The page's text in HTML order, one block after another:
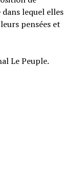
lequel elles
pensées et
Le Peuple.